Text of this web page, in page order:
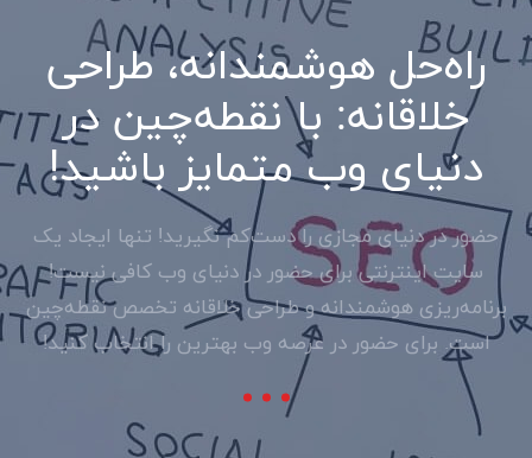
راه‌حل هوشمندانه، طراحی
خلاقانه: با نقطه‌چین در
دنیای وب‌ متمایز باشید!
حضور در دنیای مجازی را دست‌کم نگیرید! تنها ایجاد یک
سایت اینترنتی برای حضور در دنیای وب کافی نیست!
برنامه‌ریزی هوشمندانه و طراحی خلاقانه تخصص نقطه‌چین
است. برای حضور در عرصه وب بهترین را انتخاب کنید!